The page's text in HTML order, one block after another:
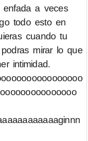
a veces
todo esto en
cuando tu
mirar lo que
intimidad.